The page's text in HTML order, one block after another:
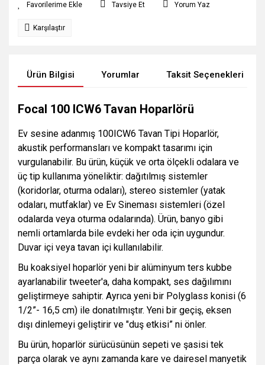
Tavsiye Et Yorum Yaz
Karşılaştır
Ürün Bilgisi Yorumlar Taksit Seçenekleri
Focal 100 ICW6 Tavan Hoparlörü
Ev sesine adanmış 100ICW6 Tavan Tipi Hoparlör,
akustik performansları ve kompakt tasarımı için
vurgulanabilir. Bu ürün, küçük ve orta ölçekli odalara ve
üç tip kullanıma yöneliktir: dağıtılmış sistemler
(koridorlar, oturma odaları), stereo sistemler (yatak
odaları, mutfaklar) ve Ev Sineması sistemleri (özel
odalarda veya oturma odalarında). Ürün, banyo gibi
nemli ortamlarda bile evdeki her oda için uygundur.
Duvar içi veya tavan içi kullanılabilir.
Bu koaksiyel hoparlör yeni bir alüminyum ters kubbe
ayarlanabilir tweeter'a, daha kompakt, ses dağılımını
geliştirmeye sahiptir. Ayrıca yeni bir Polyglass konisi (6
1/2”- 16,5 cm) ile donatılmıştır. Yeni bir geçiş, eksen
dışı dinlemeyi geliştirir ve "duş etkisi” ni önler.
Bu ürün, hoparlör sürücüsünün sepeti ve şasisi tek
parça olarak ve aynı zamanda kare ve dairesel manyetik